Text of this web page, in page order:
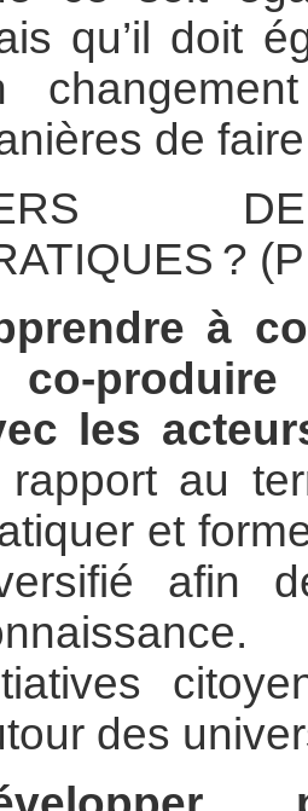
qu’il doit
de
DE
?
à
co-
les
rapport au
et
afin
des